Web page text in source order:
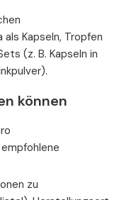
Kapseln, Tropfen
(z. B. Kapseln in
können
zu